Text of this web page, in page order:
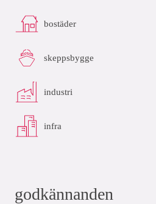
bostäder
skeppsbygge
industri
infra
godkännanden